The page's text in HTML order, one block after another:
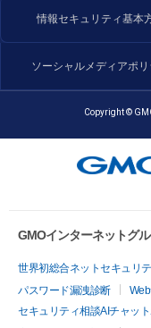
情報セキュリティ基本
ソーシャルメディアポリ
Copyright ©
GMOインターネットグ
世界初総合ネットセキュリ
パスワード漏洩診断
セキュリティ相談AIチャット